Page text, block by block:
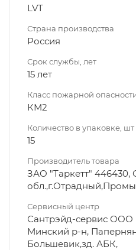
LVT
Страна производства
Россия
Срок службы, лет
15 лет
Класс пожарной
КМ2
Количество в упаковке, шт
15
Производитель товара
ЗАО "Таркетт" 446430,
Сервисный центр
Сантрэйд-сервис ООО
Минский р-н,
Большевик,зд. АБК,